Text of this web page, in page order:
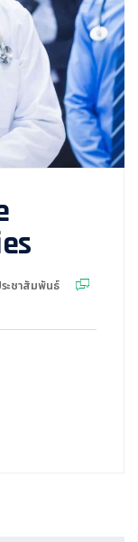
ะชาสัมพันธ์